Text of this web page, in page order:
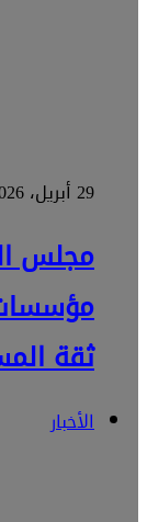
29 أبريل، 2026
مجلس
مؤسسات
ثقة
الأخبار